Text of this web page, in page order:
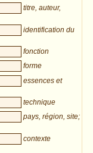
titre, auteur,
identification du
fonction
forme
essences et
technique
pays, région, site;
contexte